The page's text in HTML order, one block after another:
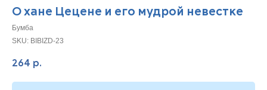
О хане Цецене и его мудрой невестке
Бумба
SKU: BIBIZD-23
264 р.